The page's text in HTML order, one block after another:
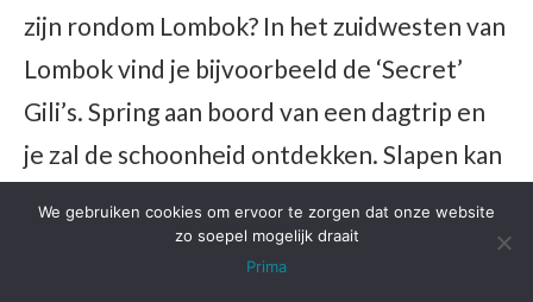
zijn rondom Lombok? In het zuidwesten van
Lombok vind je bijvoorbeeld de ‘Secret’
Gili’s. Spring aan boord van een dagtrip en
je zal de schoonheid ontdekken. Slapen kan
is basic. Dat is ook weer onderdeel van de
We gebruiken cookies om ervoor te zorgen dat onze website
zo soepel mogelijk draait
Prima